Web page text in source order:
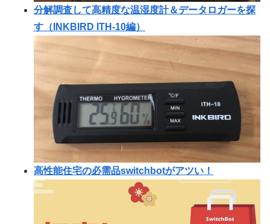
分解調査して高精度な温湿度計＆データロガーを探
す（INKBIRD ITH-10編）
高性能住宅の必需品switchbotがアツい！